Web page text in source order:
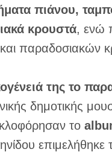
πιάνου,
κρουστά, ενώ
παραδοσιακών
της το
δημοτικής
το